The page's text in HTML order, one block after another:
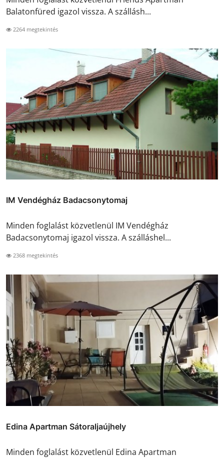
Balatonfüred igazol vissza. A szállásh...
2264 megtekintés
IM Vendégház Badacsonytomaj
Minden foglalást közvetlenül IM Vendégház
Badacsonytomaj igazol vissza. A szálláshel...
2368 megtekintés
Edina Apartman Sátoraljaújhely
Minden foglalást közvetlenül Edina Apartman